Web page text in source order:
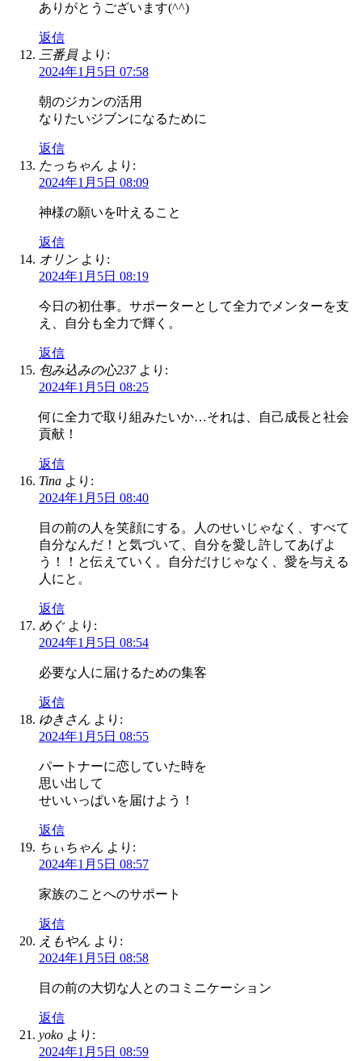
ありがとうございます(^^)
返信
三番員 より:
2024年1月5日 07:58
朝のジカンの活用
なりたいジブンになるために
返信
たっちゃん より:
2024年1月5日 08:09
神様の願いを叶えること
返信
オリン より:
2024年1月5日 08:19
今日の初仕事。サポーターとして全力でメンターを支
え、自分も全力で輝く。
返信
包み込みの心237 より:
2024年1月5日 08:25
何に全力で取り組みたいか…それは、自己成長と社会
貢献！
返信
Tina より:
2024年1月5日 08:40
目の前の人を笑顔にする。人のせいじゃなく、すべて
自分なんだ！と気づいて、自分を愛し許してあげよ
う！！と伝えていく。自分だけじゃなく、愛を与える
人にと。
返信
めぐ より:
2024年1月5日 08:54
必要な人に届けるための集客
返信
ゆきさん より:
2024年1月5日 08:55
パートナーに恋していた時を
思い出して
せいいっぱいを届けよう！
返信
ちぃちゃん より:
2024年1月5日 08:57
家族のことへのサポート
返信
えもやん より:
2024年1月5日 08:58
目の前の大切な人とのコミニケーション
返信
yoko より:
2024年1月5日 08:59